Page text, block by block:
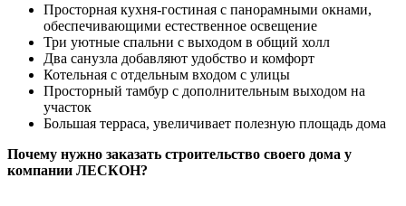
Просторная кухня-гостиная с панорамными окнами,
обеспечивающими естественное освещение
Три уютные спальни с выходом в общий холл
Два санузла добавляют удобство и комфорт
Котельная с отдельным входом с улицы
Просторный тамбур с дополнительным выходом на
участок
Большая терраса, увеличивает полезную площадь дома
Почему нужно заказать строительство своего дома у
компании ЛЕСКОН?